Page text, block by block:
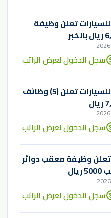
تعلن وظيفة
سجل الدخول لعرض الراتب
شركة حسن جميل للسيارات تعلن (5) وظائف
سجل الدخول لعرض الراتب
وظيفة معقب دوائر
سجل الدخول لعرض الراتب